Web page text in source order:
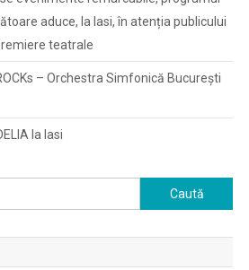
aduce, la Iasi, în atenția publicului
teatrale
– Orchestra Simfonică București
la Iasi
Caută
după: